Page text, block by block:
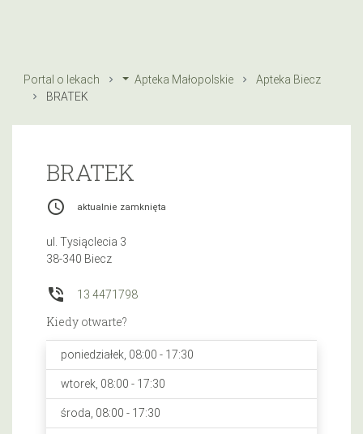
Portal o lekach Apteka Małopolskie
Apteka Biecz
BRATEK
BRATEK
access_time aktualnie zamknięta
ul. Tysiąclecia 3
38-340 Biecz
phone_in_talk 13 4471798
Kiedy otwarte?
poniedziałek, 08:00 - 17:30
wtorek, 08:00 - 17:30
środa, 08:00 - 17:30